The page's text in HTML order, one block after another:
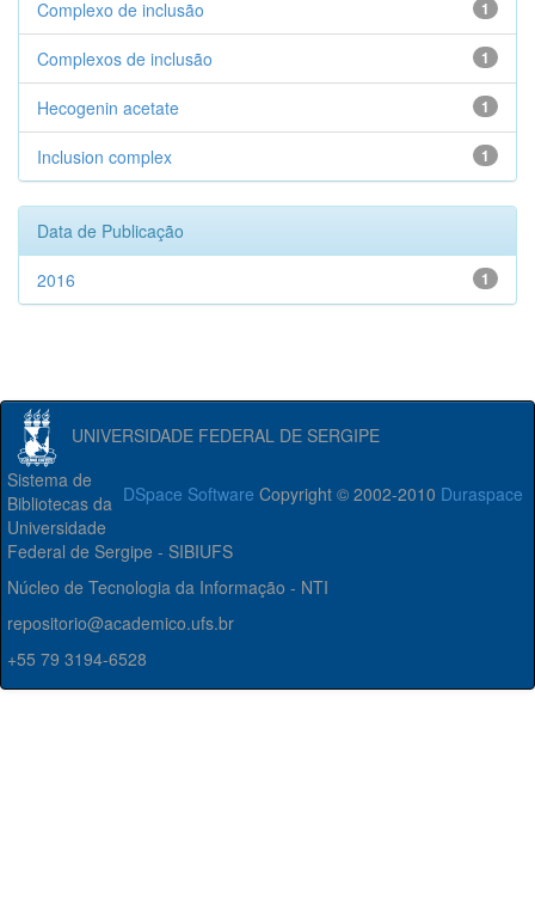
1
Complexo de inclusão
1
Complexos de inclusão
1
Hecogenin acetate
1
Inclusion complex
Data de Publicação
1
2016
UNIVERSIDADE FEDERAL DE SERGIPE
DSpace Software Copyright © 2002-2010 Duraspace
Sistema de
Bibliotecas da
Universidade
Federal de Sergipe - SIBIUFS
Núcleo de Tecnologia da Informação - NTI
repositorio@academico.ufs.br
+55 79 3194-6528